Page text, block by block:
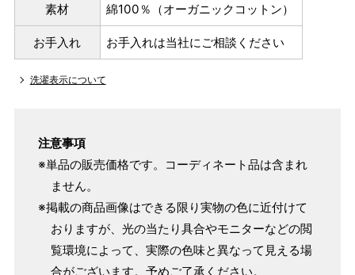
パターンオーダー（弊社規定のS～LLサイズより、身長・
ヒップを目安にサイズをお選びいただく）
マイサイズでお仕立て（お客様の希望サイズでお仕立て）
素材 綿100％（オーガニックコットン）
お手入れ お手入れは当社にご相談ください
洗濯表示について
注意事項
※単品の販売価格です。コーディネート品は含まれ
ません。
※掲載の商品画像はできる限り実物の色に近付けて
おりますが、光の当たり具合やモニターなどの閲
覧環境によって、実際の色味と異なって見える場
合がございます。予めご了承ください。